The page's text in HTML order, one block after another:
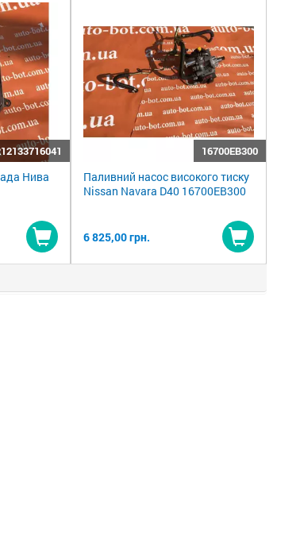
Нива
Купити
16700EB300
Паливний насос високого тиску
Nissan Navara D40 16700EB300
6 825,00 грн.
Купити